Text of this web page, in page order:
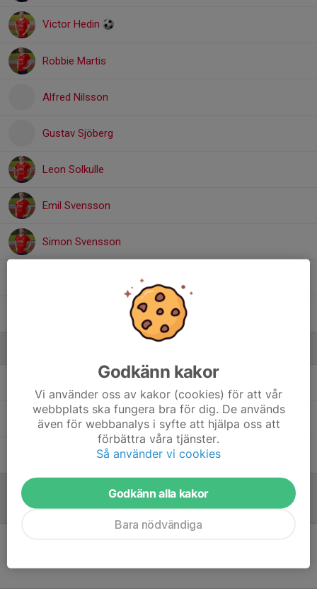
Victor Hedin
Robbie Martis
Alfred Nilsson
Gustav Sjöberg
Leon Solkulle
Emil Svensson
Simon Svensson
Fredrik Alftrén Lagledare
Jonas SjöbergLagledare
Stefan SvenssonLagledare
Referat
Godkänn kakor
Vi använder oss av kakor (cookies) för att vår
webbplats ska fungera bra för dig. De används
även för webbanalys i syfte att hjälpa oss att
förbättra våra tjänster.
Så använder vi cookies
Godkänn alla kakor
Bara nödvändiga